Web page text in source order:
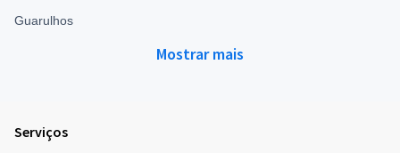
Guarulhos
Mostrar mais
Serviços